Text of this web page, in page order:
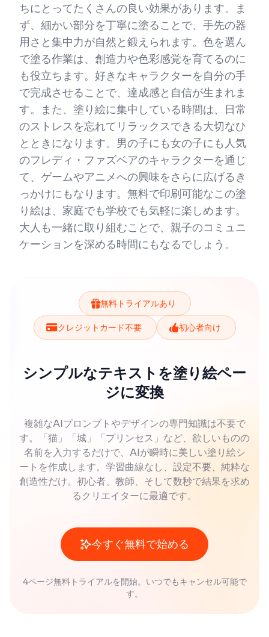
ちにとってたくさんの良い効果があります。ま
ず、細かい部分を丁寧に塗ることで、手先の器
用さと集中力が自然と鍛えられます。色を選ん
で塗る作業は、創造力や色彩感覚を育てるのに
も役立ちます。好きなキャラクターを自分の手
で完成させることで、達成感と自信が生まれま
す。また、塗り絵に集中している時間は、日常
のストレスを忘れてリラックスできる大切なひ
とときになります。男の子にも女の子にも人気
のフレディ・ファズベアのキャラクターを通じ
て、ゲームやアニメへの興味をさらに広げるき
っかけにもなります。無料で印刷可能なこの塗
り絵は、家庭でも学校でも気軽に楽しめます。
大人も一緒に取り組むことで、親子のコミュニ
ケーションを深める時間にもなるでしょう。
無料トライアルあり
クレジットカード不要 初心者向け
シンプルなテキストを塗り絵ペー
ジに変換
複雑なAIプロンプトやデザインの専門知識は不要で
す。「猫」「城」「プリンセス」など、欲しいものの
名前を入力するだけで、AIが瞬時に美しい塗り絵シ
ートを作成します。学習曲線なし、設定不要、純粋な
創造性だけ。初心者、教師、そして数秒で結果を求め
るクリエイターに最適です。
今すぐ無料で始める
4ページ無料トライアルを開始。いつでもキャンセル可能で
す。